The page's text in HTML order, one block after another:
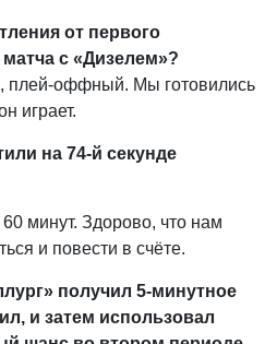
от первого
с «Дизелем»?
плей-оффный. Мы готовились
играет.
на 74-й секунде
минут. Здорово, что нам
и повести в счёте.
получил 5-минутное
и затем использовал